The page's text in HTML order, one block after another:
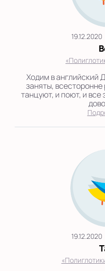
19.12.2020
Ходим в английский
заняты,
танцуют, и поют, и все
19.12.2020